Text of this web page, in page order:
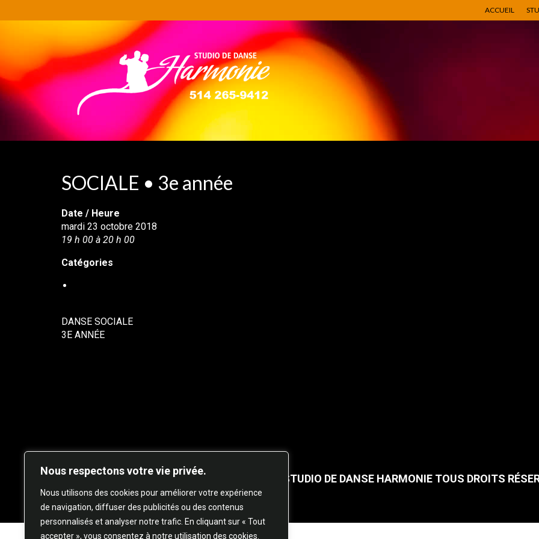
Nous respectons votre vie privée.
Nous utilisons des cookies pour améliorer votre expérience
de navigation, diffuser des publicités ou des contenus
personnalisés et analyser notre trafic. En cliquant sur « Tout
accepter », vous consentez à notre utilisation des cookies.
ACCUEIL
SOCIALE • 3e année
Date / Heure
mardi 23 octobre 2018
19 h 00 à 20 h 00
Catégories
DANSE SOCIALE
3E ANNÉE
© 2025 STUDIO DE DANSE HARMONIE TOUS DROITS